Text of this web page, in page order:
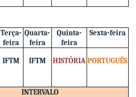
Terça-
feira
Quarta-
feira
Quinta-
feira
Sexta-feira
IFTM IFTM HISTÓRIA PORTUGUÊS
INTERVALO